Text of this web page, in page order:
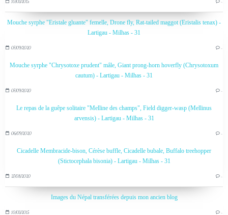
10/03/2015
Mouche syrphe "Eristale gluante" femelle, Drone fly, Rat-tailed maggot (Eristalis tenax) -
Lartigau - Milhas - 31
07/09/2020
Mouche syrphe "Chrysotoxe prudent" mâle, Giant prong-horn hoverfly (Chrysotoxum
cautum) - Lartigau - Milhas - 31
07/09/2020
Le repas de la guêpe solitaire "Melline des champs", Field digger-wasp (Mellinus
arvensis) - Lartigau - Milhas - 31
06/09/2020
Cicadelle Membracide-bison, Cérèse buffle, Cicadelle bubale, Buffalo treehopper
(Stictocephala bisonia) - Lartigau - Milhas - 31
27/08/2020
Images du Népal transférées depuis mon ancien blog
10/03/2015